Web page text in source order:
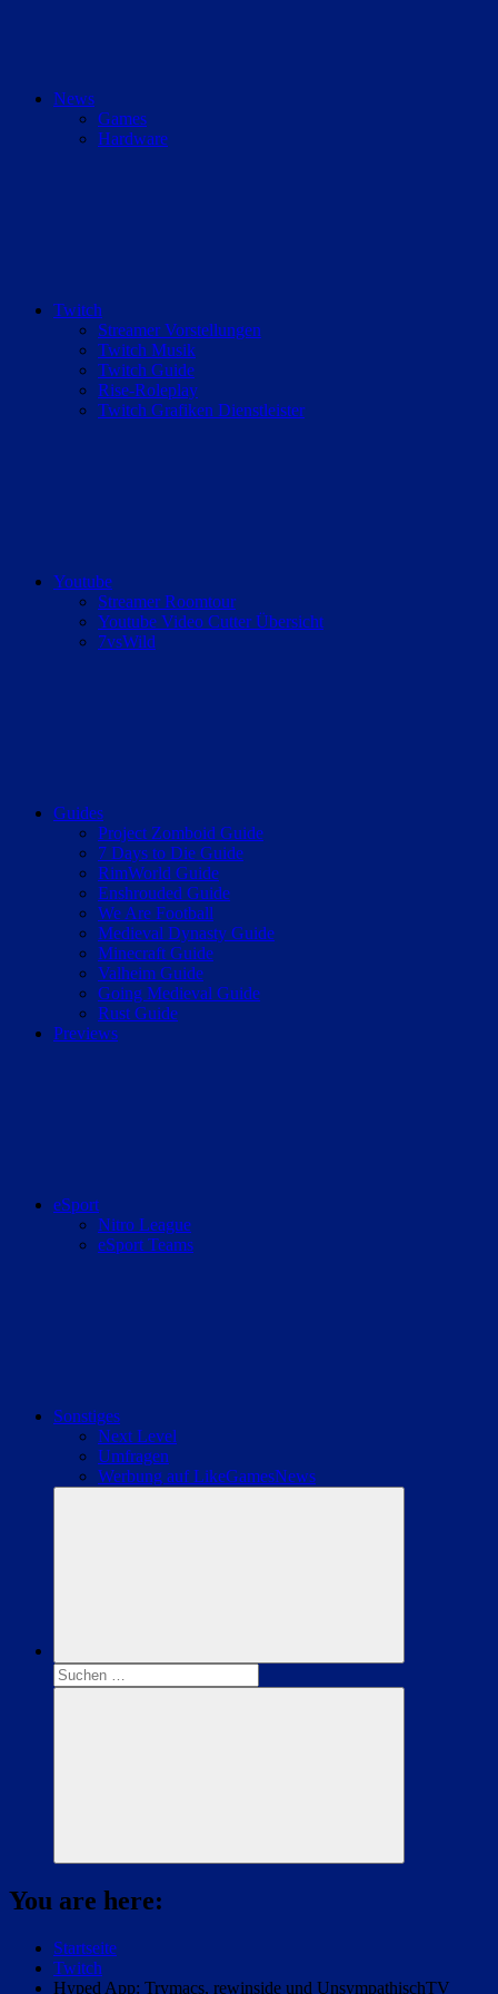
News
Games
Hardware
Twitch
Streamer Vorstellungen
Twitch Musik
Twitch Guide
Rise-Roleplay
Twitch Grafiken Dienstleister
Youtube
Streamer Roomtour
Youtube Video Cutter Übersicht
7vsWild
Guides
Project Zomboid Guide
7 Days to Die Guide
RimWorld Guide
Enshrouded Guide
We Are Football
Medieval Dynasty Guide
Minecraft Guide
Valheim Guide
Going Medieval Guide
Rust Guide
Previews
eSport
Nitro League
eSport Teams
Sonstiges
Next Level
Umfragen
Werbung auf LikeGamesNews
Suchen
nach:
Suchen
You are here:
Startseite
Twitch
Hyped App: Trymacs, rewinside und UnsympathischTV